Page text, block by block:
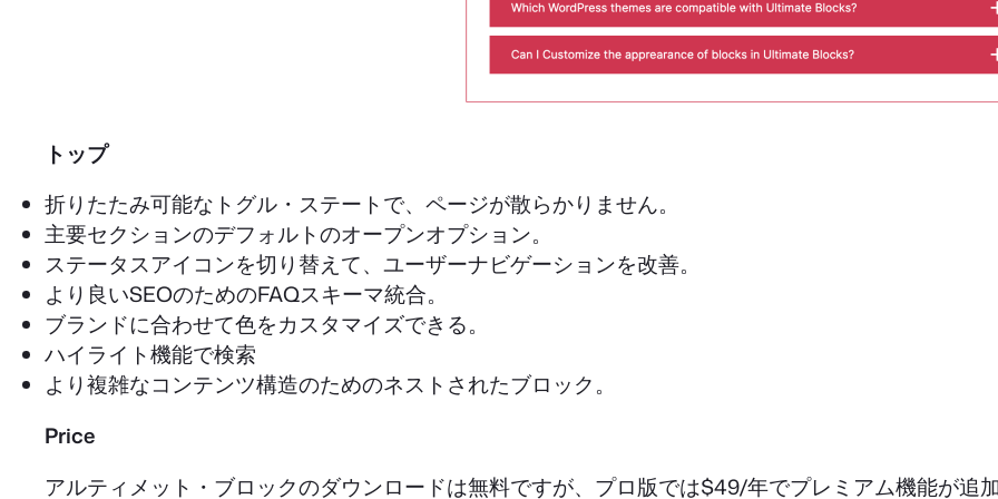
トップ
折りたたみ可能なトグル・ステートで、ページが散らかりません。
主要セクションのデフォルトのオープンオプション。
ステータスアイコンを切り替えて、ユーザーナビゲーションを改善。
より良いSEOのためのFAQスキーマ統合。
ブランドに合わせて色をカスタマイズできる。
ハイライト機能で検索
より複雑なコンテンツ構造のためのネストされたブロック。
Price
アルティメット・ブロックのダウンロードは無料ですが、プロ版では$49/年でプレミアム機能が追加